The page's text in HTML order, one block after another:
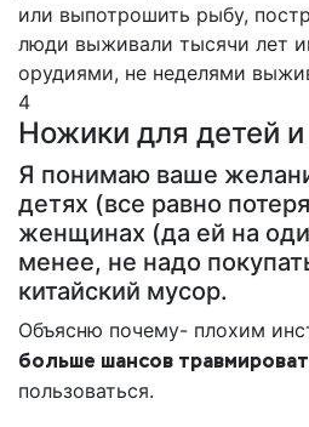
или выпотрошить рыбу,
люди выживали тысячи лет
орудиями, не неделями
4
Ножики для детей
Я понимаю ваше
детях (все равно
женщинах (да ей на
менее, не надо
китайский мусор.
Объясню почему- плохим
больше шансов
пользоваться.